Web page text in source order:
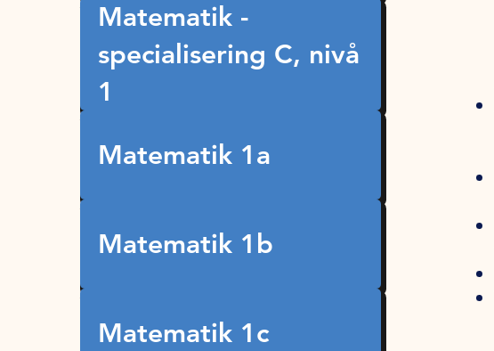
Matematik -
specialisering C, nivå
1
Matematik 1a
Matematik 1b
Matematik 1c